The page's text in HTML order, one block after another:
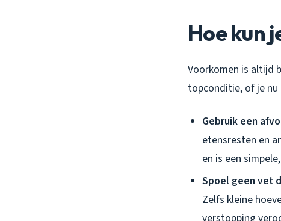
Hoe kun
Voorkomen is altijd
topconditie, of je
Gebruik een
etensresten en
en is een
Spoel geen vet
Zelfs kleine